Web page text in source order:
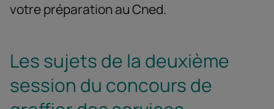
votre préparation au Cned.
Les sujets de la deuxième
session du concours de